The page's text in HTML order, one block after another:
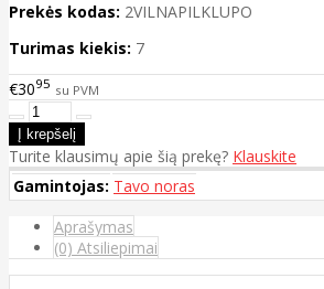
Prekės kodas: 2VILNAPILKLUPO
Turimas kiekis: 7
€3095 su PVM
Turite klausimų apie šią prekę? Klauskite
Gamintojas: Tavo noras
Aprašymas
(0) Atsiliepimai